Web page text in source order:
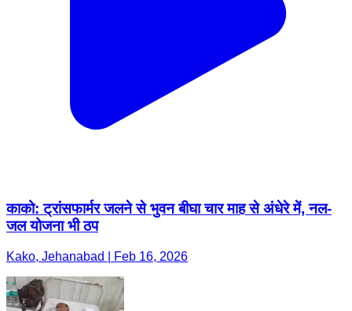
काको: ट्रांसफार्मर जलने से भुवन बीघा चार माह से अंधेरे में, नल-
जल योजना भी ठप
Kako, Jehanabad | Feb 16, 2026